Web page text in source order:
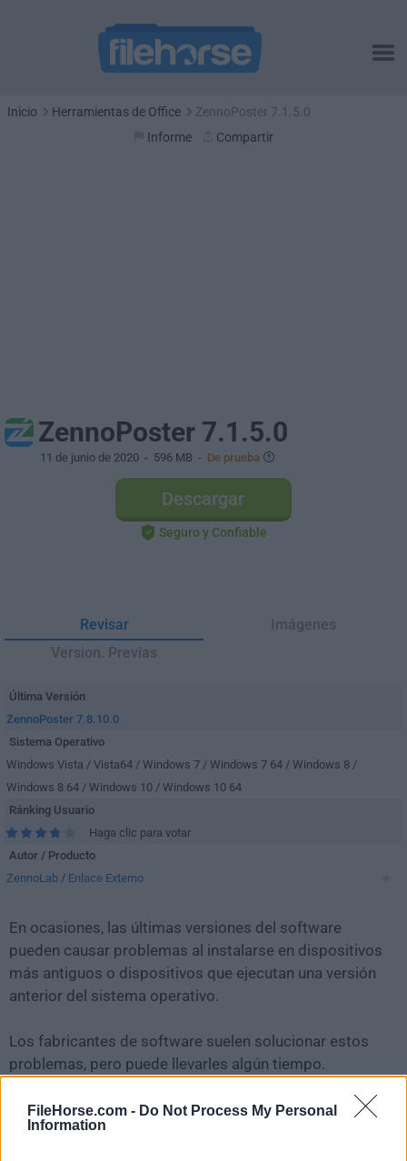
FileHorse.com - Do Not Process My Personal
Information
Inicio Herramientas de Office
ZennoPoster 7.1.5.0
Informe
Compartir
ZennoPoster 7.1.5.0
11 de junio de 2020 - 596 MB - De prueba
Descargar
Seguro y Confiable
Revisar
Imágenes
Version. Previas
Última Versión
ZennoPoster 7.8.10.0
Sistema Operativo
Windows Vista / Vista64 / Windows 7 / Windows 7 64 / Windows 8 /
Windows 8 64 / Windows 10 / Windows 10 64
Ránking Usuario
Haga clic para votar
Autor / Producto
ZennoLab / Enlace Externo
En ocasiones, las últimas versiones del software
pueden causar problemas al instalarse en dispositivos
más antiguos o dispositivos que ejecutan una versión
anterior del sistema operativo.
Los fabricantes de software suelen solucionar estos
problemas, pero puede llevarles algún tiempo.
versión anterior deZennoPoster 7.1.5.0.